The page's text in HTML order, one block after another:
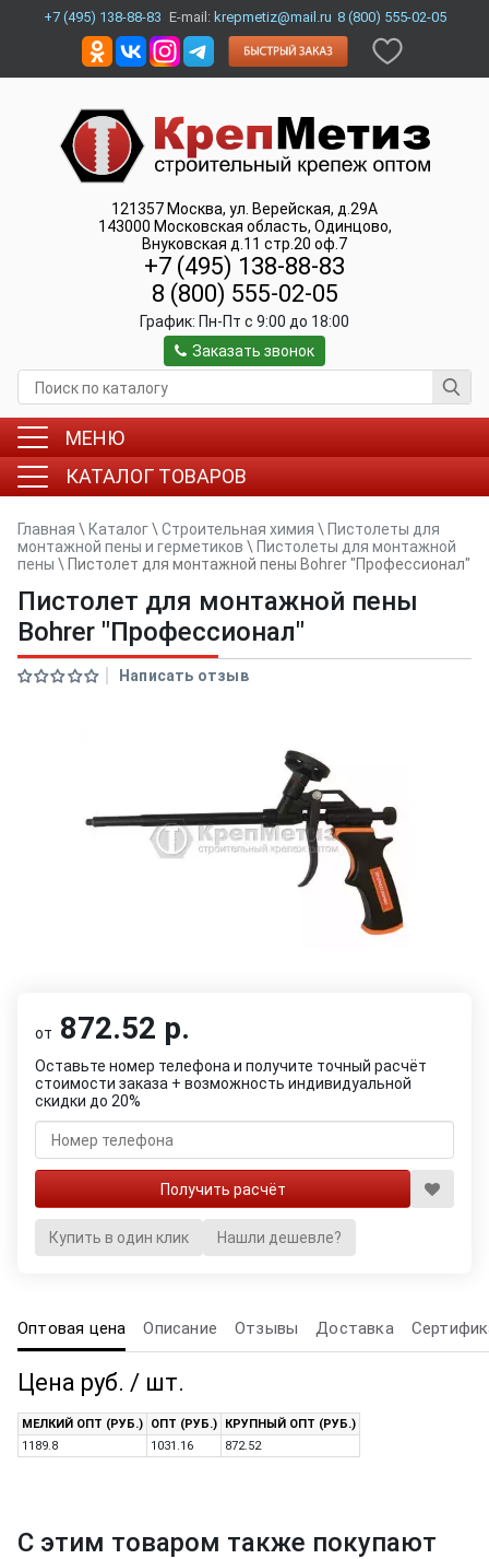
+7 (495) 138-88-83 E-mail: krepmetiz@mail.ru 8 (800) 555-02-05
121357 Москва, ул. Верейская, д.29А
143000 Московская область, Одинцово,
Внуковская д.11 стр.20 оф.7
+7 (495) 138-88-83
8 (800) 555-02-05
График: Пн-Пт c 9:00 до 18:00
Заказать звонок
МЕНЮ
КАТАЛОГ ТОВАРОВ
Главная \ Каталог\ Строительная химия \ Пистолеты для
монтажной пены и герметиков \ Пистолеты для монтажной
пены \ Пистолет для монтажной пены Bohrer "Профессионал"
Пистолет для монтажной пены
Bohrer "Профессионал"
Написать отзыв
от 872.52 р.
Оставьте номер телефона и получите точный расчёт
стоимости заказа + возможность индивидуальной
скидки до 20%
Купить в один клик Нашли дешевле?
Оптовая цена Описание Отзывы Доставка
Цена руб. / шт.
МЕЛКИЙ ОПТ (РУБ.) ОПТ (РУБ.)
КРУПНЫЙ ОПТ (РУБ.)
1189.8
1031.16 872.52
С этим товаром также покупают